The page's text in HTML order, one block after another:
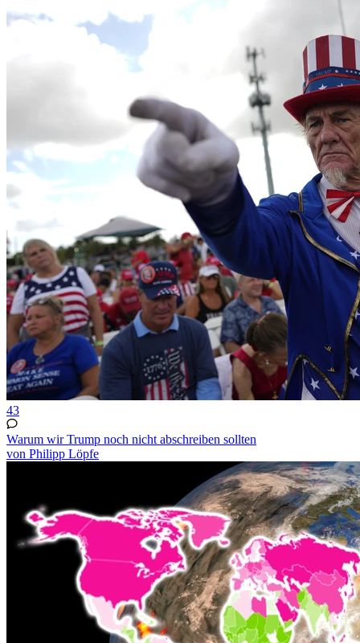
43
Warum wir Trump noch nicht abschreiben sollten
von Philipp Löpfe